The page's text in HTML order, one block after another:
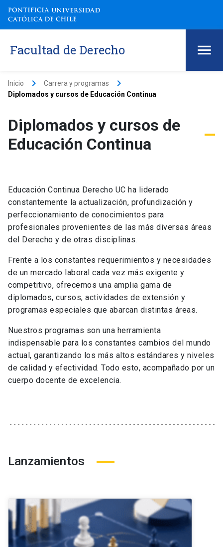
Facultad de Derecho
Inicio keyboard_arrow_right Carrera y programas keyboard_arrow_right
Diplomados y cursos de Educación Continua
Diplomados y cursos de
Educación Continua
Educación Continua Derecho UC ha liderado
constantemente la actualización, profundización y
perfeccionamiento de conocimientos para
profesionales provenientes de las más diversas áreas
del Derecho y de otras disciplinas.
Frente a los constantes requerimientos y necesidades
de un mercado laboral cada vez más exigente y
competitivo, ofrecemos una amplia gama de
diplomados, cursos, actividades de extensión y
programas especiales que abarcan distintas áreas.
Nuestros programas son una herramienta
indispensable para los constantes cambios del mundo
actual, garantizando los más altos estándares y niveles
de calidad y efectividad. Todo esto, acompañado por un
cuerpo docente de excelencia.
Lanzamientos